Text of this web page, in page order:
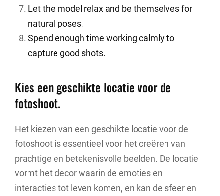
Let the model relax and be themselves for
natural poses.
Spend enough time working calmly to
capture good shots.
Kies een geschikte locatie voor de
fotoshoot.
Het kiezen van een geschikte locatie voor de
fotoshoot is essentieel voor het creëren van
prachtige en betekenisvolle beelden. De locatie
vormt het decor waarin de emoties en
interacties tot leven komen, en kan de sfeer en